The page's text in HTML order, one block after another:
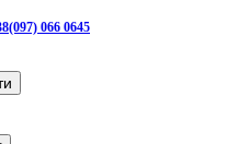
066 0645